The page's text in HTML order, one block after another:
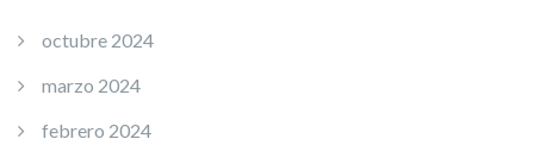
octubre 2024
marzo 2024
febrero 2024